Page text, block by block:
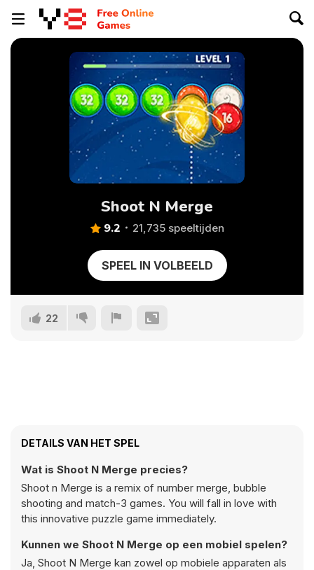
Shoot N Merge
9.2 21,735 speeltijden
SPEEL IN VOLBEELD
22
DETAILS VAN HET SPEL
Wat is Shoot N Merge precies?
Shoot n Merge is a remix of number merge, bubble
shooting and match-3 games. You will fall in love with
this innovative puzzle game immediately.
Kunnen we Shoot N Merge op een mobiel spelen?
Ja, Shoot N Merge kan zowel op mobiele apparaten als